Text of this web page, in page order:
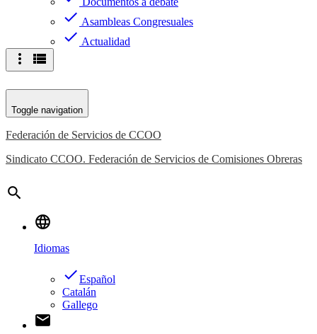
check Asambleas Congresuales
check Actualidad
more_vert view_list
Toggle navigation
Federación de Servicios de CCOO
Sindicato CCOO. Federación de Servicios de Comisiones Obreras
search
language
Idiomas
doneEspañol
Catalán
Gallego
email